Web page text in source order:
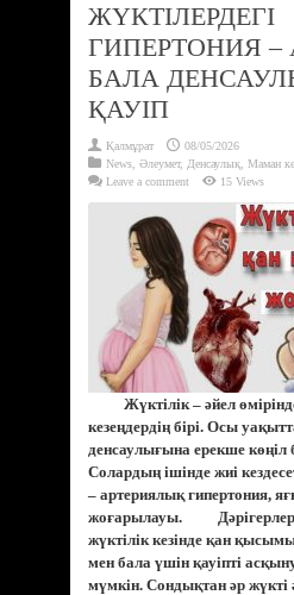
ЖҮКТІЛЕРДЕГІ
ГИПЕРТОНИЯ
БАЛА
ҚАУІП
Қалмұрат
08/05/2026
News Әлеумет, Денсаулық Маман
Leave a comment
15 Views
Жүктілік – әйел
кезеңдердің бірі. Осы
денсаулығына ерекше көңіл
Солардың ішінде жиі
– артериялық гипертония,
жоғарылауы.
жүктілік кезінде қан
мен бала үшін қауіпті
мүмкін. Сондықтан әр жүкті